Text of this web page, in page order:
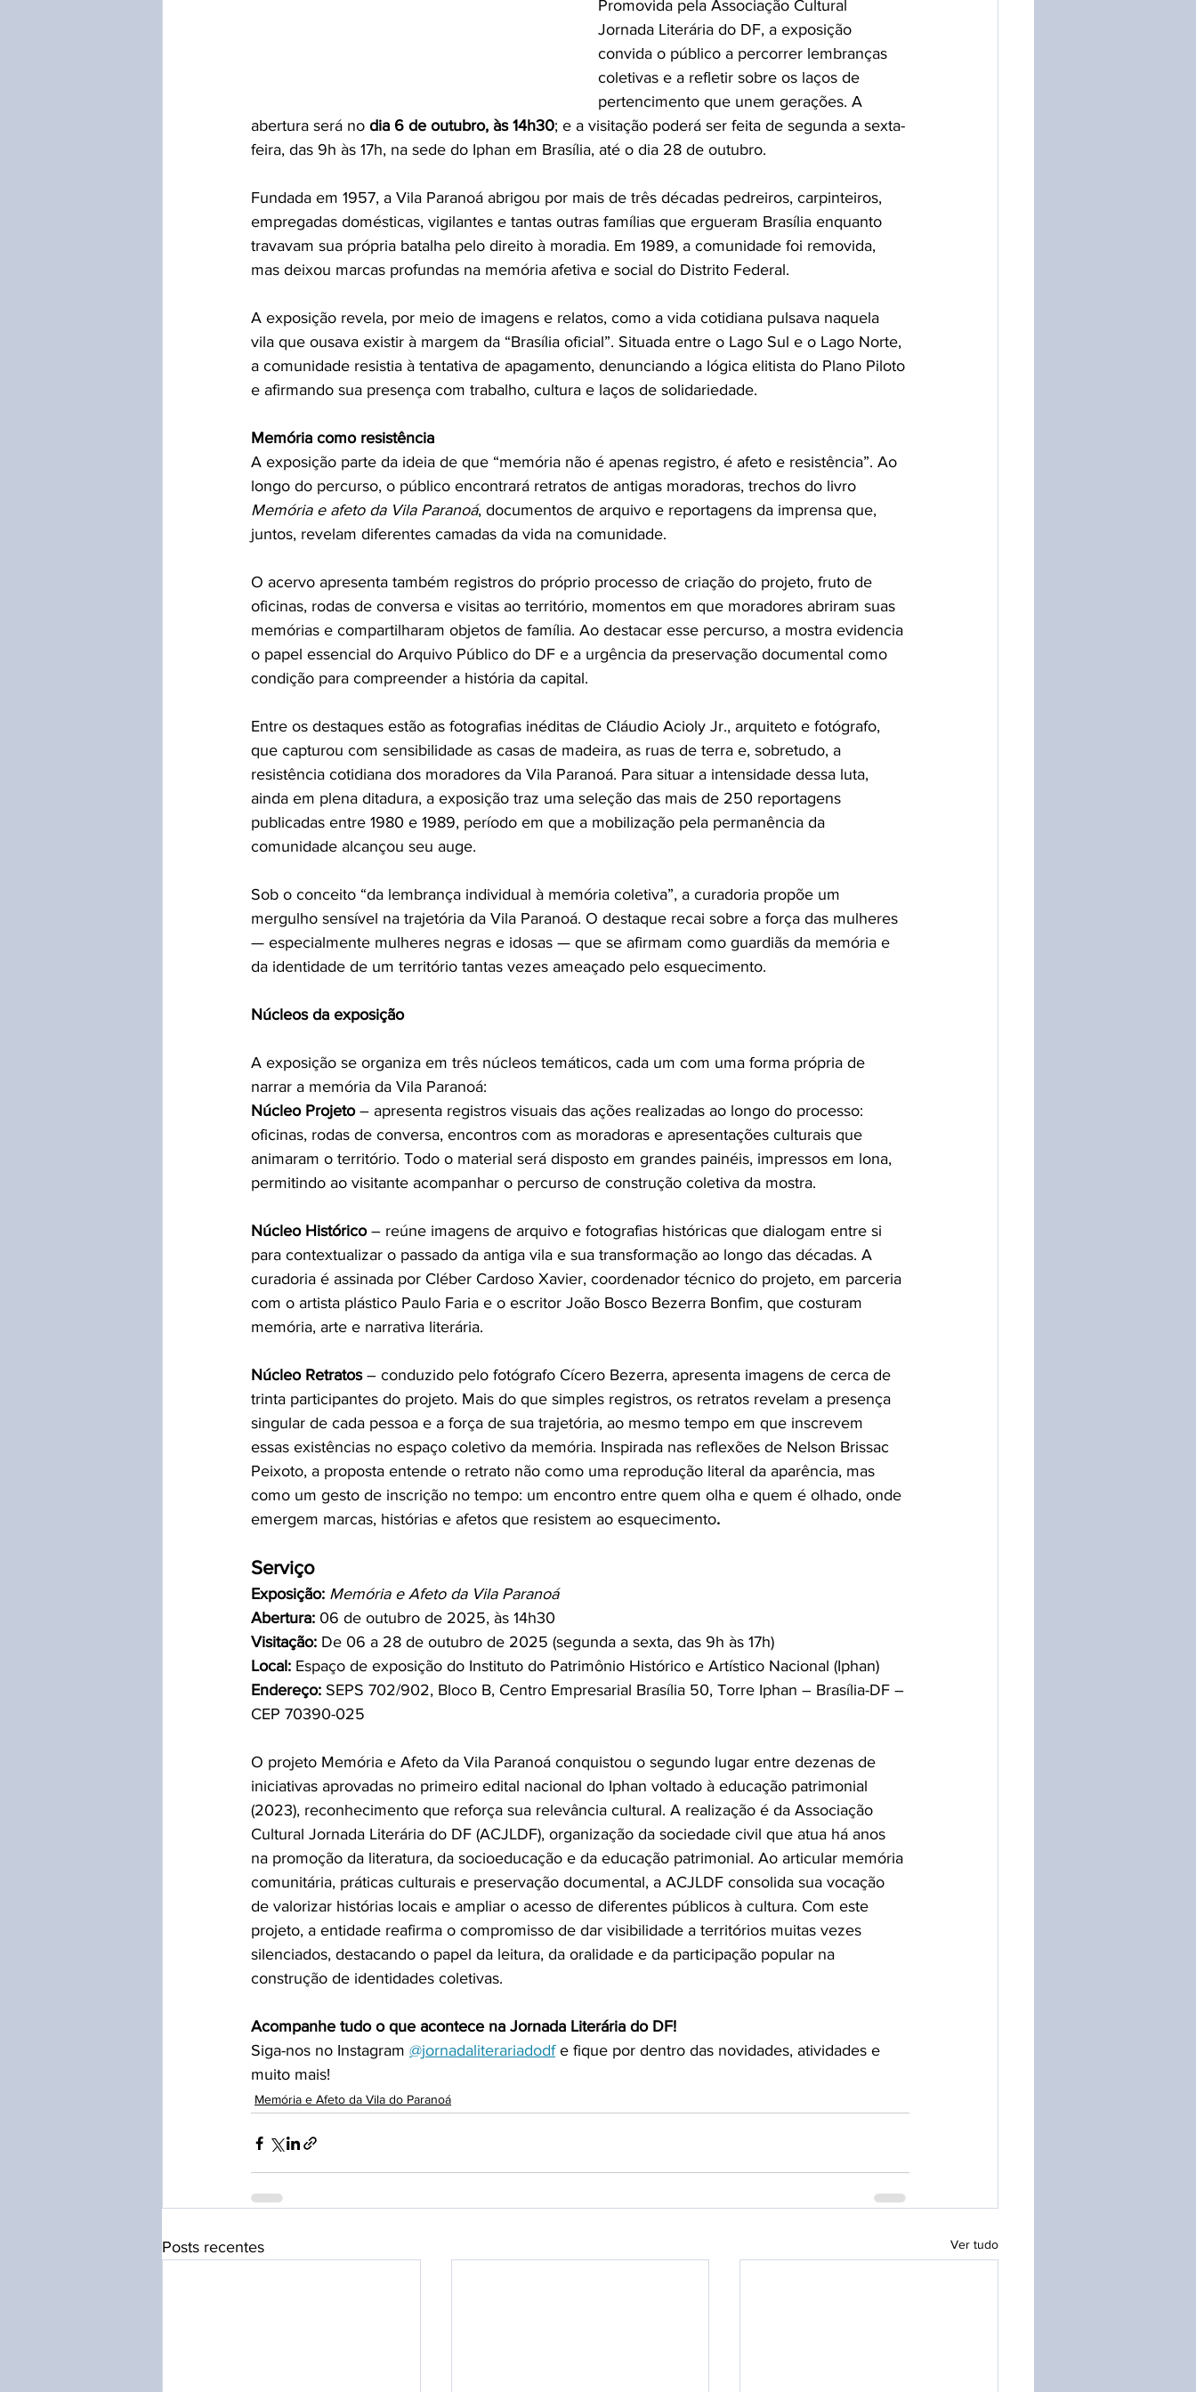
Promovida pela Associação Cultural
Jornada Literária do DF, a exposição
convida o público a percorrer lembranças
coletivas e a refletir sobre os laços de
pertencimento que unem gerações. A
abertura será no dia 6 de outubro, às 14h30; e a visitação poderá ser feita de segunda a sexta-
feira, das 9h às 17h, na sede do Iphan em Brasília, até o dia 28 de outubro.
Fundada em 1957, a Vila Paranoá abrigou por mais de três décadas pedreiros, carpinteiros,
empregadas domésticas, vigilantes e tantas outras famílias que ergueram Brasília enquanto
travavam sua própria batalha pelo direito à moradia. Em 1989, a comunidade foi removida,
mas deixou marcas profundas na memória afetiva e social do Distrito Federal.
A exposição revela, por meio de imagens e relatos, como a vida cotidiana pulsava naquela
vila que ousava existir à margem da “Brasília oficial”. Situada entre o Lago Sul e o Lago Norte,
a comunidade resistia à tentativa de apagamento, denunciando a lógica elitista do Plano Piloto
e afirmando sua presença com trabalho, cultura e laços de solidariedade.
Memória como resistência
A exposição parte da ideia de que “memória não é apenas registro, é afeto e resistência”. Ao
longo do percurso, o público encontrará retratos de antigas moradoras, trechos do livro
Memória e afeto da Vila Paranoá, documentos de arquivo e reportagens da imprensa que,
juntos, revelam diferentes camadas da vida na comunidade.
O acervo apresenta também registros do próprio processo de criação do projeto, fruto de
oficinas, rodas de conversa e visitas ao território, momentos em que moradores abriram suas
memórias e compartilharam objetos de família. Ao destacar esse percurso, a mostra evidencia
o papel essencial do Arquivo Público do DF e a urgência da preservação documental como
condição para compreender a história da capital.
Entre os destaques estão as fotografias inéditas de Cláudio Acioly Jr., arquiteto e fotógrafo,
que capturou com sensibilidade as casas de madeira, as ruas de terra e, sobretudo, a
resistência cotidiana dos moradores da Vila Paranoá. Para situar a intensidade dessa luta,
ainda em plena ditadura, a exposição traz uma seleção das mais de 250 reportagens
publicadas entre 1980 e 1989, período em que a mobilização pela permanência da
comunidade alcançou seu auge.
Sob o conceito “da lembrança individual à memória coletiva”, a curadoria propõe um
mergulho sensível na trajetória da Vila Paranoá. O destaque recai sobre a força das mulheres
— especialmente mulheres negras e idosas — que se afirmam como guardiãs da memória e
da identidade de um território tantas vezes ameaçado pelo esquecimento.
Núcleos da exposição
A exposição se organiza em três núcleos temáticos, cada um com uma forma própria de
narrar a memória da Vila Paranoá:
Núcleo Projeto – apresenta registros visuais das ações realizadas ao longo do processo:
oficinas, rodas de conversa, encontros com as moradoras e apresentações culturais que
animaram o território. Todo o material será disposto em grandes painéis, impressos em lona,
permitindo ao visitante acompanhar o percurso de construção coletiva da mostra.
Núcleo Histórico – reúne imagens de arquivo e fotografias históricas que dialogam entre si
para contextualizar o passado da antiga vila e sua transformação ao longo das décadas. A
curadoria é assinada por Cléber Cardoso Xavier, coordenador técnico do projeto, em parceria
com o artista plástico Paulo Faria e o escritor João Bosco Bezerra Bonfim, que costuram
memória, arte e narrativa literária.
Núcleo Retratos – conduzido pelo fotógrafo Cícero Bezerra, apresenta imagens de cerca de
trinta participantes do projeto. Mais do que simples registros, os retratos revelam a presença
singular de cada pessoa e a força de sua trajetória, ao mesmo tempo em que inscrevem
essas existências no espaço coletivo da memória. Inspirada nas reflexões de Nelson Brissac
Peixoto, a proposta entende o retrato não como uma reprodução literal da aparência, mas
como um gesto de inscrição no tempo: um encontro entre quem olha e quem é olhado, onde
emergem marcas, histórias e afetos que resistem ao esquecimento.
Serviço
Exposição: Memória e Afeto da Vila Paranoá
Abertura: 06 de outubro de 2025, às 14h30
Visitação: De 06 a 28 de outubro de 2025 (segunda a sexta, das 9h às 17h)
Local: Espaço de exposição do Instituto do Patrimônio Histórico e Artístico Nacional (Iphan)
Endereço: SEPS 702/902, Bloco B, Centro Empresarial Brasília 50, Torre Iphan – Brasília-DF –
CEP 70390-025
O projeto Memória e Afeto da Vila Paranoá conquistou o segundo lugar entre dezenas de
iniciativas aprovadas no primeiro edital nacional do Iphan voltado à educação patrimonial
(2023), reconhecimento que reforça sua relevância cultural. A realização é da Associação
Cultural Jornada Literária do DF (ACJLDF), organização da sociedade civil que atua há anos
na promoção da literatura, da socioeducação e da educação patrimonial. Ao articular memória
comunitária, práticas culturais e preservação documental, a ACJLDF consolida sua vocação
de valorizar histórias locais e ampliar o acesso de diferentes públicos à cultura. Com este
projeto, a entidade reafirma o compromisso de dar visibilidade a territórios muitas vezes
silenciados, destacando o papel da leitura, da oralidade e da participação popular na
construção de identidades coletivas.
Acompanhe tudo o que acontece na Jornada Literária do DF!
Siga-nos no Instagram @jornadaliterariadodf e fique por dentro das novidades, atividades e
muito mais!
Memória e Afeto da Vila do Paranoá
Posts recentes Ver tudo